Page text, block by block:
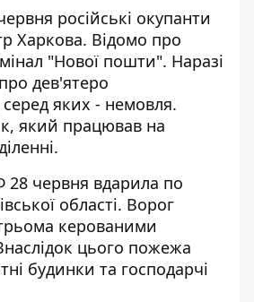
російські окупанти
Харкова. Відомо про
"Нової пошти". Наразі
дев'ятеро
яких - немовля.
який працював на
28 червня вдарила по
області. Ворог
керованими
цього пожежа
будинки та господарчі